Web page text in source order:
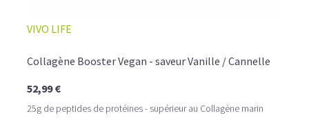
VIVO LIFE
Collagène Booster Vegan - saveur Vanille / Cannelle
52,99 €
25g de peptides de protéines - supérieur au Collagène marin